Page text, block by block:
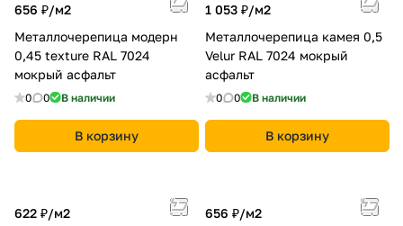
656 ₽/м2
Металлочерепица модерн
0,45 texture RAL 7024
мокрый асфальт
0 0 В наличии
В корзину
1 053 ₽/м2
Металлочерепица камея 0,5
Velur RAL 7024 мокрый
асфальт
0 0 В наличии
В корзину
622 ₽/м2
656 ₽/м2